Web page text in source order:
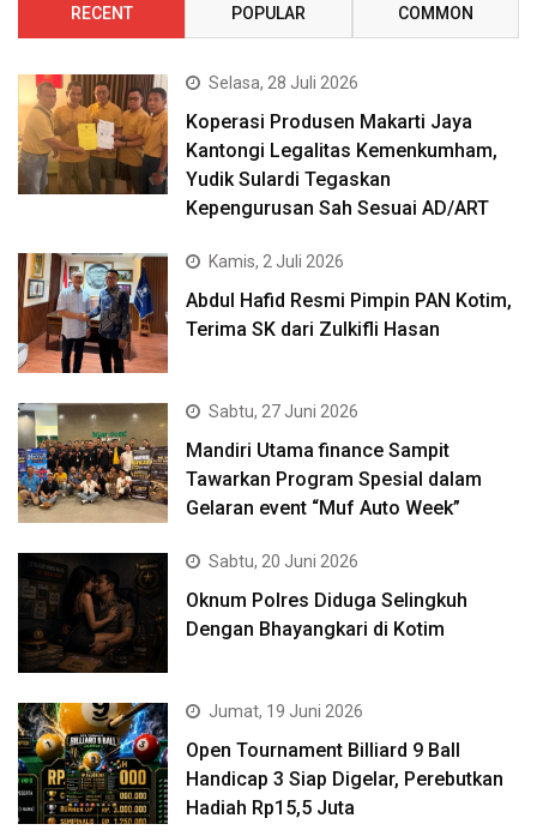
RECENT POPULAR COMMON
Selasa, 28 Juli 2026
Koperasi Produsen Makarti Jaya
Kantongi Legalitas Kemenkumham,
Yudik Sulardi Tegaskan
Kepengurusan Sah Sesuai AD/ART
Kamis, 2 Juli 2026
Abdul Hafid Resmi Pimpin PAN Kotim,
Terima SK dari Zulkifli Hasan
Sabtu, 27 Juni 2026
Mandiri Utama finance Sampit
Tawarkan Program Spesial dalam
Gelaran event “Muf Auto Week”
Sabtu, 20 Juni 2026
Oknum Polres Diduga Selingkuh
Dengan Bhayangkari di Kotim
Jumat, 19 Juni 2026
Open Tournament Billiard 9 Ball
Handicap 3 Siap Digelar, Perebutkan
Hadiah Rp15,5 Juta